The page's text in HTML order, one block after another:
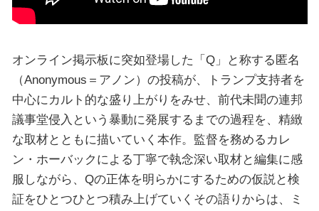
オンライン掲示板に突如登場した「Q」と称する匿名
（Anonymous＝アノン）の投稿が、トランプ支持者を
中心にカルト的な盛り上がりをみせ、前代未聞の連邦
議事堂侵入という暴動に発展するまでの過程を、精緻
な取材とともに描いていく本作。監督を務めるカレ
ン・ホーバックによる丁寧で執念深い取材と編集に感
服しながら、Qの正体を明らかにするための仮説と検
証をひとつひとつ積み上げていくその語りからは、ミ